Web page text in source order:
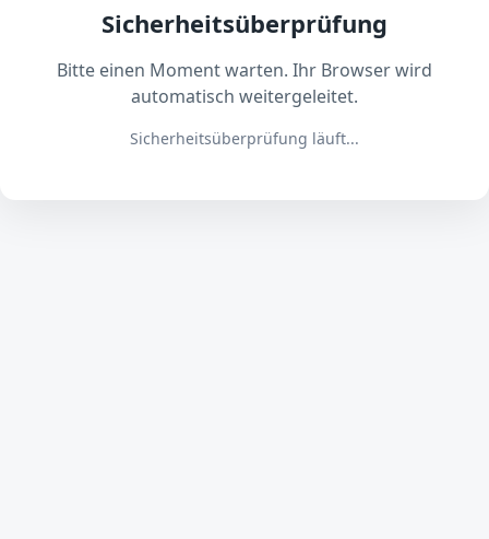
Sicherheitsüberprüfung
Bitte einen Moment warten. Ihr Browser wird
automatisch weitergeleitet.
Sicherheitsüberprüfung läuft...